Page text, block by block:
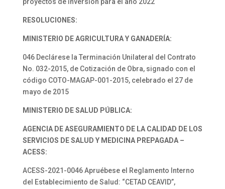
RESOLUCIONES:
MINISTERIO DE AGRICULTURA Y GANADERÍA:
046 Declárese la Terminación Unilateral del Contrato
No. 032-2015, de Cotización de Obra, signado con el
código COTO-MAGAP-001-2015, celebrado el 27 de
mayo de 2015
MINISTERIO DE SALUD PÚBLICA:
AGENCIA DE ASEGURAMIENTO DE LA CALIDAD DE LOS
SERVICIOS DE SALUD Y MEDICINA PREPAGADA –
ACESS:
ACESS-2021-0046 Apruébese el Reglamento Interno
del Establecimiento de Salud: “CETAD CEAVID”,